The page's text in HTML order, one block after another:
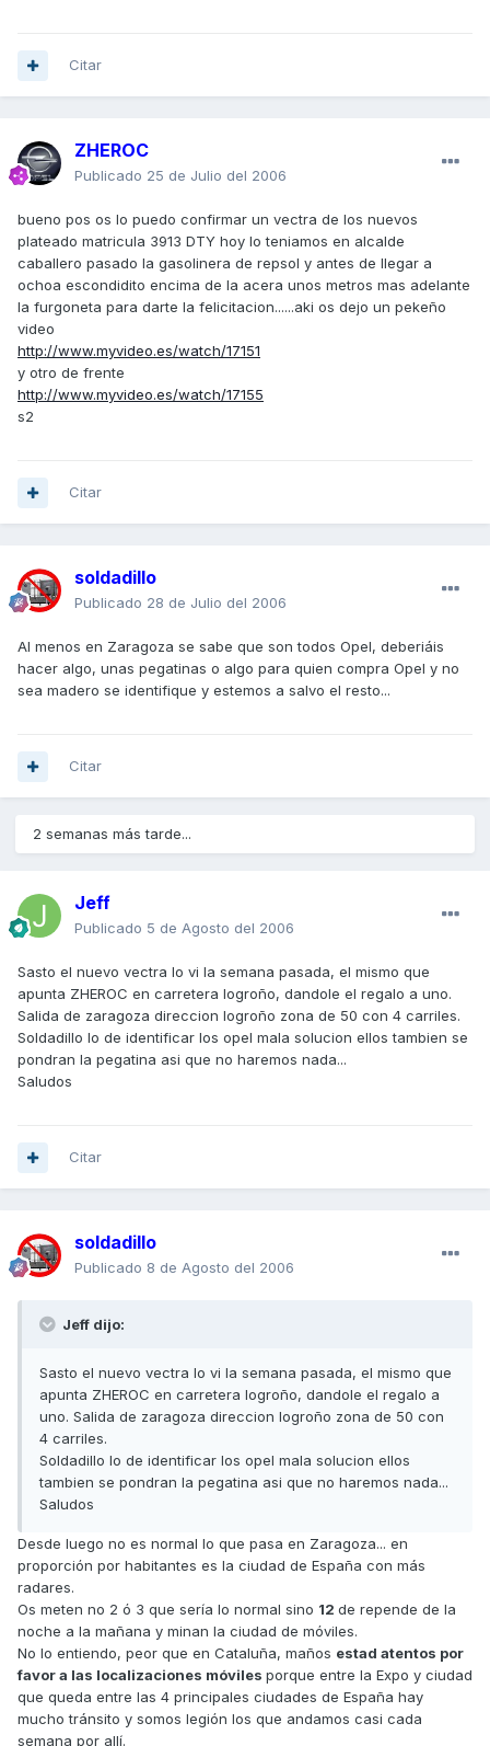
Citar
ZHEROC
Publicado 25 de Julio del 2006
bueno pos os lo puedo confirmar un vectra de los nuevos
plateado matricula 3913 DTY hoy lo teniamos en alcalde
caballero pasado la gasolinera de repsol y antes de llegar a
ochoa escondidito encima de la acera unos metros mas adelante
la furgoneta para darte la felicitacion......aki os dejo un pekeño
video
http://www.myvideo.es/watch/17151
y otro de frente
http://www.myvideo.es/watch/17155
s2
Citar
soldadillo
Publicado 28 de Julio del 2006
Al menos en Zaragoza se sabe que son todos Opel, deberiáis
hacer algo, unas pegatinas o algo para quien compra Opel y no
sea madero se identifique y estemos a salvo el resto...
Citar
2 semanas más tarde...
Jeff
Publicado 5 de Agosto del 2006
Sasto el nuevo vectra lo vi la semana pasada, el mismo que
apunta ZHEROC en carretera logroño, dandole el regalo a uno.
Salida de zaragoza direccion logroño zona de 50 con 4 carriles.
Soldadillo lo de identificar los opel mala solucion ellos tambien se
pondran la pegatina asi que no haremos nada...
Saludos
Citar
soldadillo
Publicado 8 de Agosto del 2006
Jeff dijo:
Sasto el nuevo vectra lo vi la semana pasada, el mismo que
apunta ZHEROC en carretera logroño, dandole el regalo a
uno. Salida de zaragoza direccion logroño zona de 50 con
4 carriles.
Soldadillo lo de identificar los opel mala solucion ellos
tambien se pondran la pegatina asi que no haremos nada...
Saludos
Desde luego no es normal lo que pasa en Zaragoza... en
proporción por habitantes es la ciudad de España con más
radares.
Os meten no 2 ó 3 que sería lo normal sino 12 de repende de la
noche a la mañana y minan la ciudad de móviles.
No lo entiendo, peor que en Cataluña, maños estad atentos por
favor a las localizaciones móviles porque entre la Expo y ciudad
que queda entre las 4 principales ciudades de España hay
mucho tránsito y somos legión los que andamos casi cada
semana por allí.